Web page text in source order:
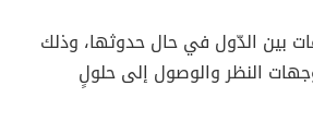
بين الدّول في حال حدوثها، وذلك
النظر والوصول إلى حلولٍ